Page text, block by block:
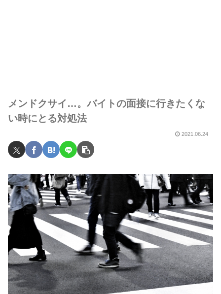
メンドクサイ…。バイトの面接に行きたくな
い時にとる対処法
2021.06.24